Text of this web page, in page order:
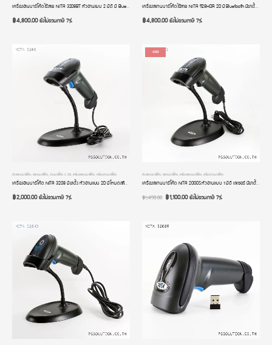
เครื่องอ่านบาร์โค้ดไร้สาย NITA 3208BT หัวอ่านแบบ 2 มิติ มี Bluetooth มีฐานวางชาร์จ มีโหมดสลับภาษาแบบออโต้ รับประกัน 2 ปี
฿4,800.00ยังไม่รวมภาษี 7%
เครื่องสแกนบาร์โค้ดไร้สาย NITA 528HDR 2D มี Bluetooth มีขาตั้ง เครื่องอ่านบาร์โค้ดไร้สาย หัวอ่านความละเอียดสูงพิเศษ 1280 x 800 Pixels มีระบบสลับภาษาอัตโนมัติ ประกัน 2 ปี
฿4,800.00ยังไม่รวมภาษี 7%
ตัวสแกนบาร์โค้ด สแกนบาร์โค้ด อ่านบาร์โค้ด 2 มิติ เครื่องสแกนบาร์โค้ด เครื่องอ่านบาร์โค้ด
เครื่องอ่านบาร์โค้ด NITA 3208 มีขาตั้ง หัวอ่านแบบ 2D มีโหมดสลับภาษาอัตโนมัติ การเชื่อมต่อแบบสาย USB รับประกัน 2 ปี
฿2,000.00ยังไม่รวมภาษี 7%
-24%
ตัวสแกนบาร์โค้ด สแกนบาร์โค้ด เครื่องสแกนบาร์โค้ด เครื่องอ่านบาร์โค้ด
เครื่องสแกนบาร์โค้ด NITA 2000S หัวอ่านแบบ 1 มิติ เลเซอร์ มีขาตั้ง มีโหมด Auto Scan การเชื่อมต่อแบบสาย USB รับประกัน 2 ปี
฿1,450.00 ฿1,100.00ยังไม่รวมภาษี 7%